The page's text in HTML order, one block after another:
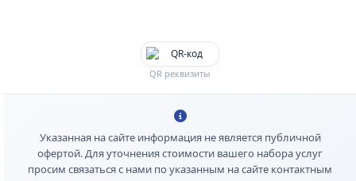
QR реквизиты
Указанная на сайте информация не является публичной
офертой. Для уточнения стоимости вашего набора услуг
просим связаться с нами по указанным на сайте контактным